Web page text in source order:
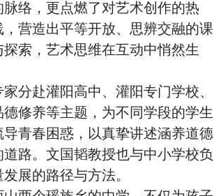
络，更点燃了对艺术创作的热
营造出平等开放、思辨交融的课
索，艺术思维在互动中悄然生
分赴灌阳高中、灌阳专门学校、
修养等主题，为不同学段的学生
青春困惑，以真挚讲述涵养道德
路。文国韬教授也与中小学校负
展的路径与方法。